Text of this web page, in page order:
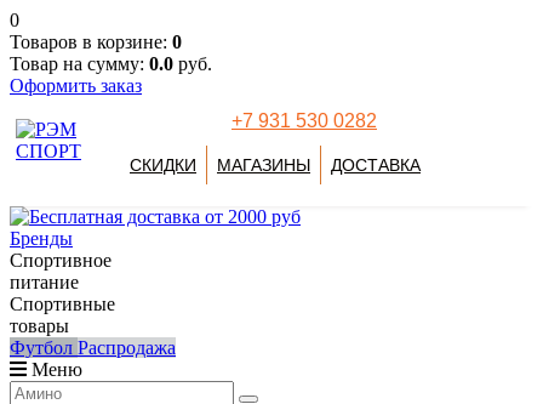
0
Товаров в корзине: 0
Товар на сумму: 0.0 руб.
Оформить заказ
+7 931 530 0282
СКИДКИ МАГАЗИНЫ ДОСТАВКА
Бренды
Спортивное
питание
Спортивные
товары
Футбол Распродажа
Меню